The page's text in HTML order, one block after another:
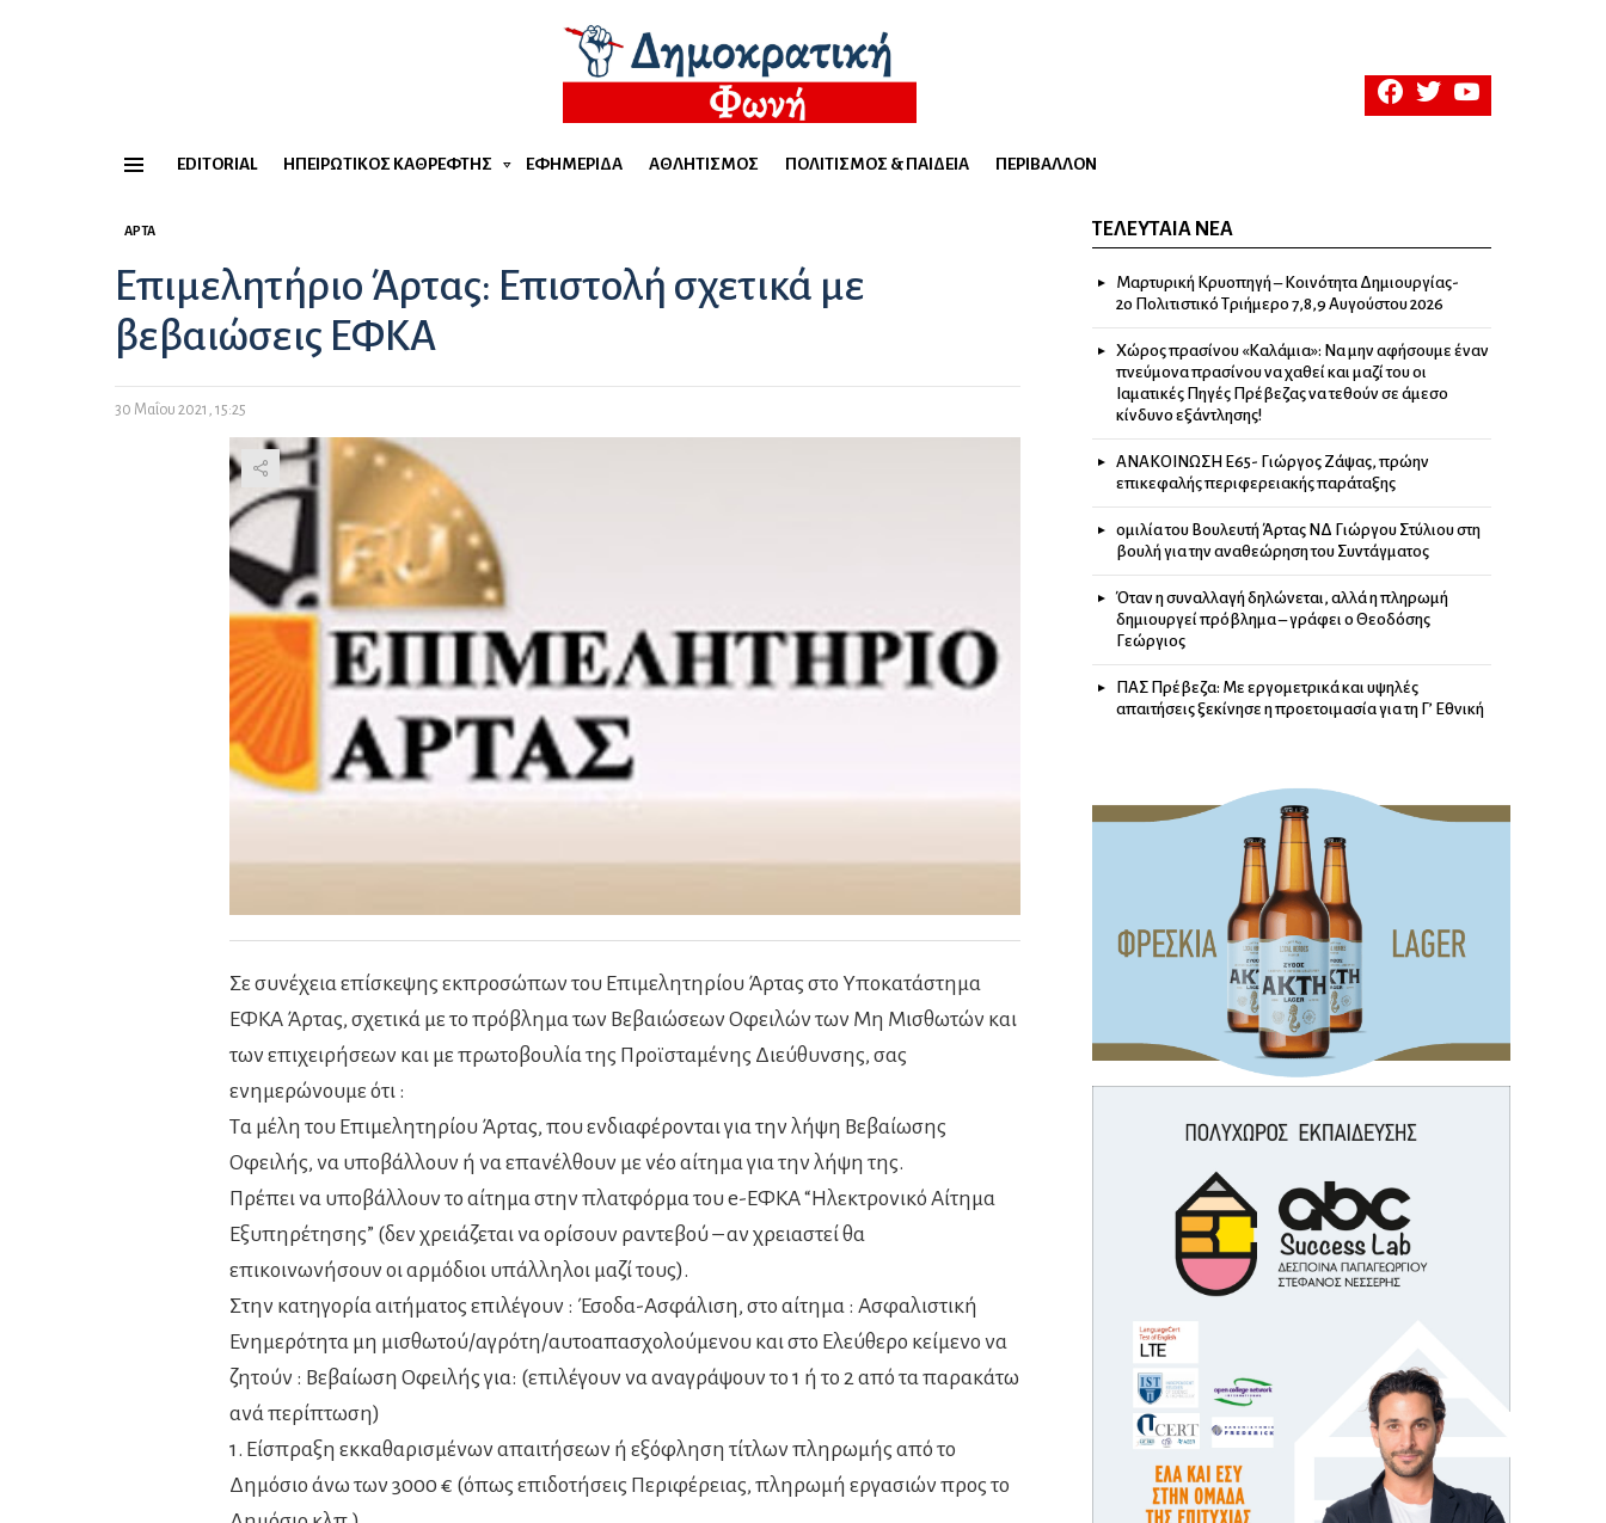
facebooktwitteryoutube
EDITORIAL ΗΠΕΙΡΏΤΙΚΟΣ ΚΑΘΡΈΦΤΗΣ ΕΦΗΜΕΡΊΔΑ ΑΘΛΗΤΙΣΜΌΣ ΠΟΛΙΤΙΣΜΌΣ & ΠΑΙΔΕΊΑ ΠΕΡΙΒΆΛΛΟΝ
ΆΡΤΑ
Επιμελητήριο Άρτας: Επιστολή σχετικά με
βεβαιώσεις ΕΦΚΑ
30 Μαΐου 2021, 15:25
Σε συνέχεια επίσκεψης εκπροσώπων του Επιμελητηρίου Άρτας στο Υποκατάστημα
ΕΦΚΑ Άρτας, σχετικά με το πρόβλημα των Βεβαιώσεων Οφειλών των Μη Μισθωτών και
των επιχειρήσεων και με πρωτοβουλία της Προϊσταμένης Διεύθυνσης, σας
ενημερώνουμε ότι :
Tα μέλη του Επιμελητηρίου Άρτας, που ενδιαφέρονται για την λήψη Βεβαίωσης
Οφειλής, να υποβάλλουν ή να επανέλθουν με νέο αίτημα για την λήψη της.
Πρέπει να υποβάλλουν το αίτημα στην πλατφόρμα του e-ΕΦΚΑ “Ηλεκτρονικό Αίτημα
Εξυπηρέτησης” (δεν χρειάζεται να ορίσουν ραντεβού – αν χρειαστεί θα
επικοινωνήσουν οι αρμόδιοι υπάλληλοι μαζί τους).
Στην κατηγορία αιτήματος επιλέγουν : Έσοδα-Ασφάλιση, στο αίτημα : Ασφαλιστική
Ενημερότητα μη μισθωτού/αγρότη/αυτοαπασχολούμενου και στο Ελεύθερο κείμενο να
ζητούν : Βεβαίωση Οφειλής για: (επιλέγουν να αναγράψουν το 1 ή το 2 από τα παρακάτω
ανά περίπτωση)
1. Είσπραξη εκκαθαρισμένων απαιτήσεων ή εξόφληση τίτλων πληρωμής από το
Δημόσιο άνω των 3000 € (όπως επιδοτήσεις Περιφέρειας, πληρωμή εργασιών προς το
ΤΕΛΕΥΤΑΊΑ ΝΈΑ
Μαρτυρική Κρυοπηγή – Κοινότητα Δημιουργίας-
2ο Πολιτιστικό Τριήμερο 7,8,9 Αυγούστου 2026
Χώρος πρασίνου «Καλάμια»: Να μην αφήσουμε έναν
πνεύμονα πρασίνου να χαθεί και μαζί του οι
Ιαματικές Πηγές Πρέβεζας να τεθούν σε άμεσο
κίνδυνο εξάντλησης!
ΑΝΑΚΟΙΝΩΣΗ Ε65- Γιώργος Ζάψας, πρώην
επικεφαλής περιφερειακής παράταξης
ομιλία του Βουλευτή Άρτας ΝΔ Γιώργου Στύλιου στη
βουλή για την αναθεώρηση του Συντάγματος
Όταν η συναλλαγή δηλώνεται, αλλά η πληρωμή
δημιουργεί πρόβλημα – γράφει ο Θεοδόσης
Γεώργιος
ΠΑΣ Πρέβεζα: Με εργομετρικά και υψηλές
απαιτήσεις ξεκίνησε η προετοιμασία για τη Γ’ Εθνική